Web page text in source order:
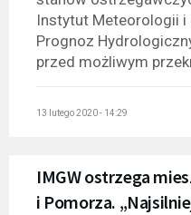
Instytut Meteorologii i
Prognoz
przed możliwym
13 lutego 2020 - 14:29
IMGW ostrzega
i Pomorza.